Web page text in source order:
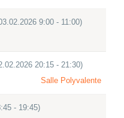
9:00 - 11:00)
20:15 - 21:30)
Salle Polyvalente
- 19:45)